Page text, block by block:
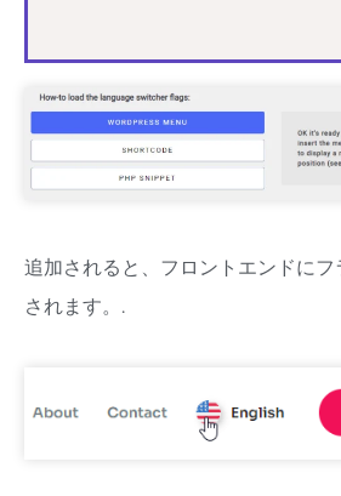
追加されると、フロントエンドに
されます。.